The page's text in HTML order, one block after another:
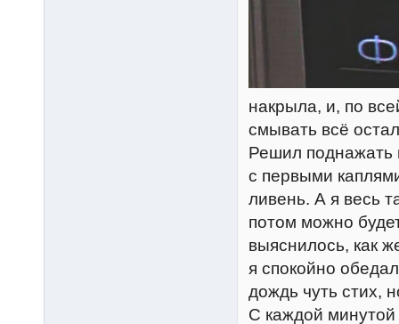
накрыла, и, по
смывать всё
Решил поднажать
с первыми
ливень. А я весь
потом можно
выяснилось, как
я спокойно
дождь чуть стих,
С каждой минутой